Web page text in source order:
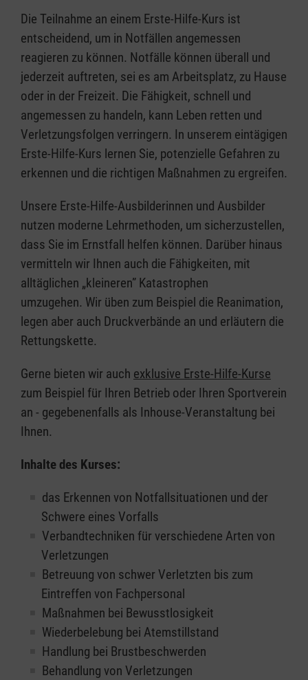
Die Teilnahme an einem Erste-Hilfe-Kurs ist
entscheidend, um in Notfällen angemessen
reagieren zu können. Notfälle können überall und
jederzeit auftreten, sei es am Arbeitsplatz, zu Hause
oder in der Freizeit. Die Fähigkeit, schnell und
angemessen zu handeln, kann Leben retten und
Verletzungsfolgen verringern. In unserem eintägigen
Erste-Hilfe-Kurs lernen Sie, potenzielle Gefahren zu
erkennen und die richtigen Maßnahmen zu ergreifen.
Unsere Erste-Hilfe-Ausbilderinnen und Ausbilder
nutzen moderne Lehrmethoden, um sicherzustellen,
dass Sie im Ernstfall helfen können. Darüber hinaus
vermitteln wir Ihnen auch die Fähigkeiten, mit
alltäglichen „kleineren” Katastrophen
umzugehen. Wir üben zum Beispiel die Reanimation,
legen aber auch Druckverbände an und erläutern die
Rettungskette.
Gerne bieten wir auch exklusive Erste-Hilfe-Kurse
zum Beispiel für Ihren Betrieb oder Ihren Sportverein
an - gegebenenfalls als Inhouse-Veranstaltung bei
Ihnen.
Inhalte des Kurses:
das Erkennen von Notfallsituationen und der
Schwere eines Vorfalls
Verbandtechniken für verschiedene Arten von
Verletzungen
Betreuung von schwer Verletzten bis zum
Eintreffen von Fachpersonal
Maßnahmen bei Bewusstlosigkeit
Wiederbelebung bei Atemstillstand
Handlung bei Brustbeschwerden
Behandlung von Verletzungen